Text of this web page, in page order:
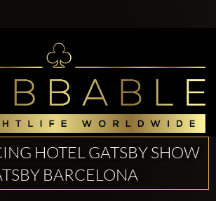
HOTEL GATSBY SHOW
BARCELONA